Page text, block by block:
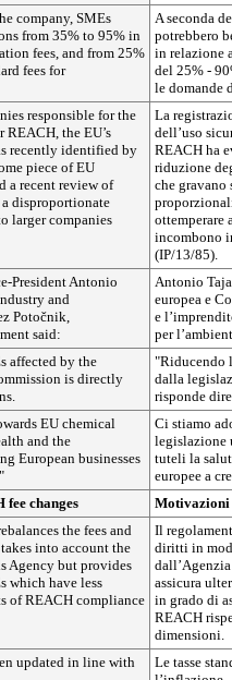
company, SMEs
from 35% to 95% in
fees, and from 25%
fees for
A seconda
potrebbero
in relazione
del 25% -
le domande
responsible for the
REACH, the EU’s
recently identified by
piece of EU
a recent review of
disproportionate
larger companies
La
dell’uso
REACH ha
riduzione
che gravano
incombono
(IP/13/85).
President Antonio
and
Potočnik,
said:
Antonio
europea e
e
per
affected by the
is directly
"Riducendo
dalla
risponde
EU chemical
and the
European businesses
Ci stiamo
legislazione
tuteli la
europee a
fee changes
Motivazioni
the fees and
into account the
Agency but provides
which have less
of REACH compliance
Il
diritti in
assicura
in grado di
REACH
dimensioni.
updated in line with
Le tasse